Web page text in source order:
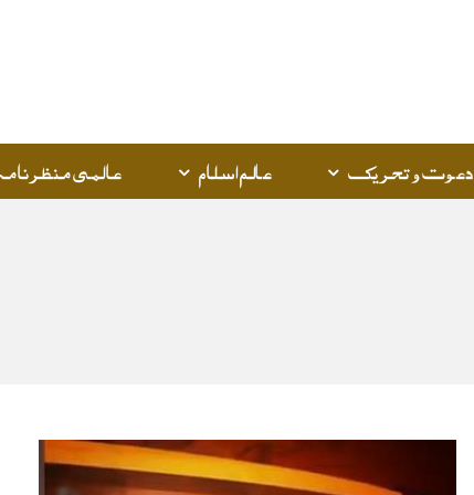
دعوت و تحریک عالم اسلام عالمی